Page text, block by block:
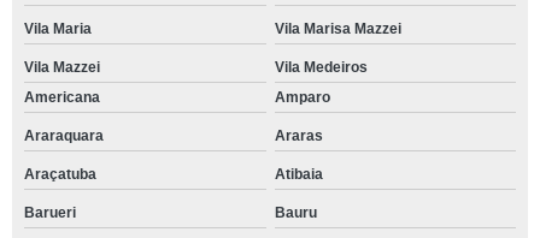
Vila Maria Vila Marisa Mazzei
Vila Mazzei
Vila Medeiros
Americana
Amparo
Araraquara Araras
Araçatuba Atibaia
Barueri Bauru